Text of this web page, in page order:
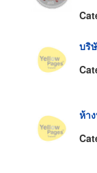
บริ
ห้า